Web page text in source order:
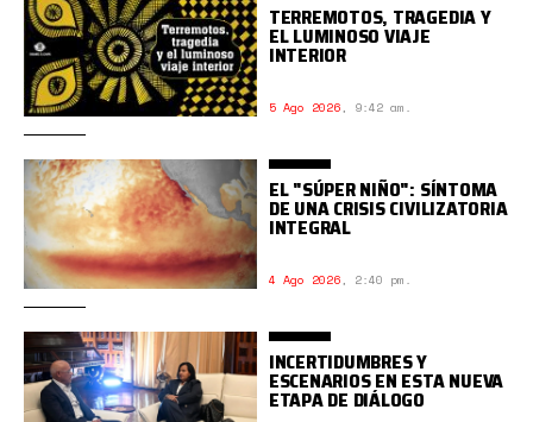
TERREMOTOS, TRAGEDIA Y
EL LUMINOSO VIAJE
INTERIOR
5 Ago 2026, 9:42 am.
EL "SÚPER NIÑO": SÍNTOMA
DE UNA CRISIS CIVILIZATORIA
INTEGRAL
4 Ago 2026, 2:40 pm.
INCERTIDUMBRES Y
ESCENARIOS EN ESTA NUEVA
ETAPA DE DIÁLOGO